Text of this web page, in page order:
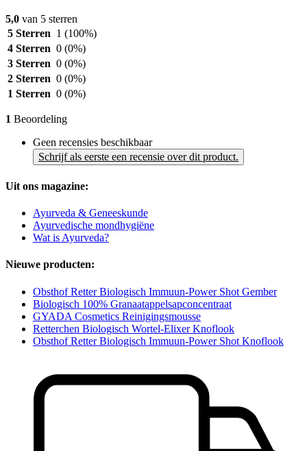
5,0 van 5 sterren
5 Sterren 1 (100%)
4 Sterren 0 (0%)
3 Sterren 0 (0%)
2 Sterren 0 (0%)
1 Sterren 0 (0%)
1 Beoordeling
Geen recensies beschikbaar
Schrijf als eerste een recensie over dit product.
Uit ons magazine:
Ayurveda & Geneeskunde
Ayurvedische mondhygiëne
Wat is Ayurveda?
Nieuwe producten:
Obsthof Retter Biologisch Immuun-Power Shot Gember
Biologisch 100% Granaatappelsapconcentraat
GYADA Cosmetics Reinigingsmousse
Retterchen Biologisch Wortel-Elixer Knoflook
Obsthof Retter Biologisch Immuun-Power Shot Knoflook